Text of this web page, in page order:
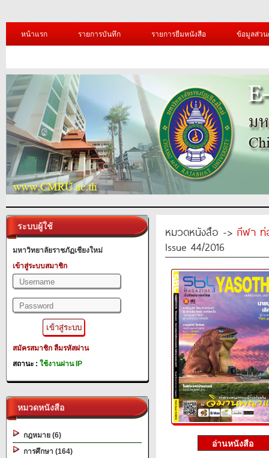
หน้าแรก รายการบันทึก รายการยืมหนังสือ ข้อมูลส่ว
ระบบผู้ใช้
มหาวิทยาลัยราชภัฏเชียงใหม่
เข้าสู่ระบบสมาชิก
สมัครสมาชิก ลืมรหัสผ่าน
สถานะ : ใช้งานผ่าน IP
หมวดหนังสือ
กฎหมาย (6)
การศึกษา (164)
หมวดหนังสือ -> กีฬา ท่
Issue 44/2016